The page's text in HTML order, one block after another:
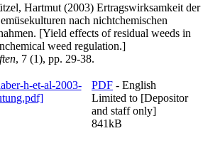
Hartmut (2003) Ertragswirksamkeit der
nach nichtchemischen
[Yield effects of residual weeds in
weed regulation.]
, 7 (1), pp. 29-38.
PDF - English
Limited to [Depositor
and staff only]
841kB